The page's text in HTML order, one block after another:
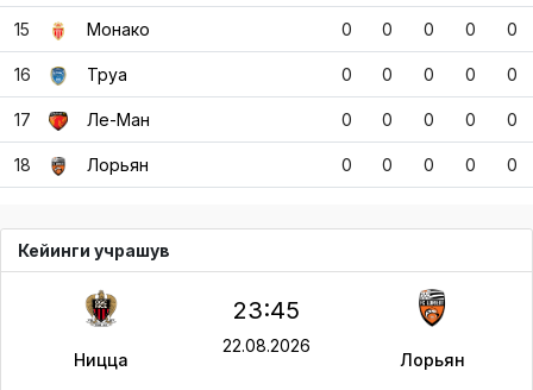
15 Монако 0 0 0 0 0
16 Труа 0 0 0 0 0
17 Ле-Ман 0 0 0 0 0
18 Лорьян 0 0 0 0 0
Кейинги учрашув
Ницца
23:45
22.08.2026
Лорьян